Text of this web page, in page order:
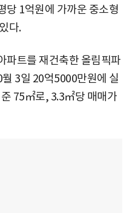
당 1억원에 가까운 중소형
다.
파트를 재건축한 올림픽파
3일 20억5000만원에 실
75㎡로, 3.3㎡당 매매가